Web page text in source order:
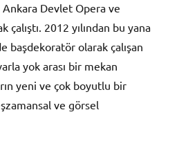
Ankara Devlet Opera ve
çalıştı. 2012 yılından bu yana
başdekoratör olarak çalışan
yok arası bir mekan
yeni ve çok boyutlu bir
ve görsel